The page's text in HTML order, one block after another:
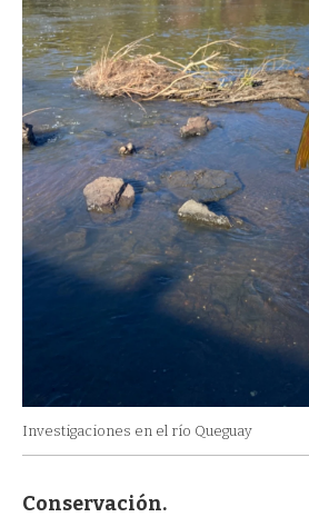
Investigaciones en el río Queguay
Conservación.